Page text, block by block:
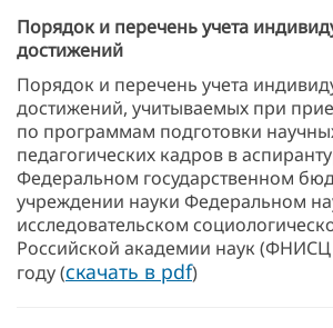
Порядок и перечень учета
достижений
Порядок и перечень учета
достижений, учитываемых при
по программам подготовки
педагогических кадров в
Федеральном государственном
учреждении науки Федеральном
исследовательском
Российской академии наук
году (скачать в pdf)